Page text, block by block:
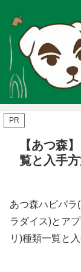
PR
【あつ森
覧と入手
あつ森ハピパラ
ラダイス)とア
リ)種類一覧と